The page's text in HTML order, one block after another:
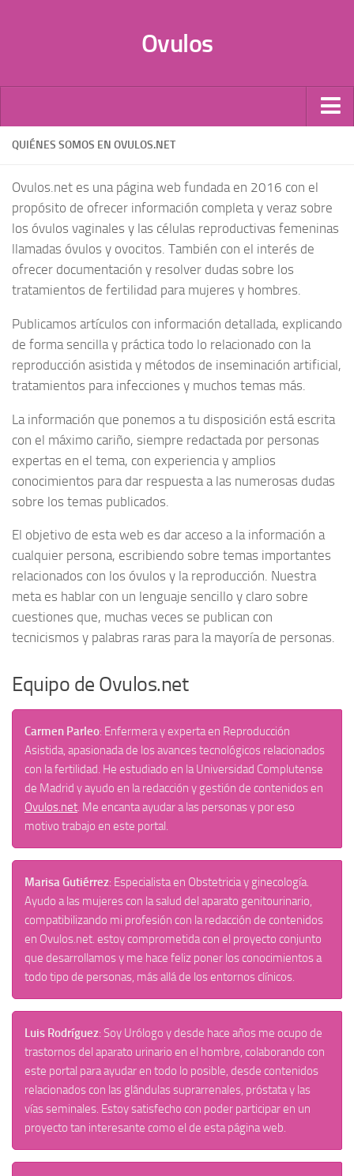
Ovulos
Por Tipo
Candidiasis
Anticonceptivos
Vaginales
Probióticos
Donación de óvulos
Reproducción Asistida
Infertilidad
Principios activos
QUIÉNES SOMOS EN OVULOS.NET
Ovulos.net es una página web fundada en 2016 con el
propósito de ofrecer información completa y veraz sobre
los óvulos vaginales y las células reproductivas femeninas
llamadas óvulos y ovocitos. También con el interés de
ofrecer documentación y resolver dudas sobre los
tratamientos de fertilidad para mujeres y hombres.
Publicamos artículos con información detallada, explicando
de forma sencilla y práctica todo lo relacionado con la
reproducción asistida y métodos de inseminación artificial,
tratamientos para infecciones y muchos temas más.
La información que ponemos a tu disposición está escrita
con el máximo cariño, siempre redactada por personas
expertas en el tema, con experiencia y amplios
conocimientos para dar respuesta a las numerosas dudas
sobre los temas publicados.
El objetivo de esta web es dar acceso a la información a
cualquier persona, escribiendo sobre temas importantes
relacionados con los óvulos y la reproducción. Nuestra
meta es hablar con un lenguaje sencillo y claro sobre
cuestiones que, muchas veces se publican con
tecnicismos y palabras raras para la mayoría de personas.
Equipo de Ovulos.net
Carmen Parleo: Enfermera y experta en Reproducción
Asistida, apasionada de los avances tecnológicos relacionados
con la fertilidad. He estudiado en la Universidad Complutense
de Madrid y ayudo en la redacción y gestión de contenidos en
Ovulos.net. Me encanta ayudar a las personas y por eso
motivo trabajo en este portal.
Marisa Gutiérrez: Especialista en Obstetricia y ginecología.
Ayudo a las mujeres con la salud del aparato genitourinario,
compatibilizando mi profesión con la redacción de contenidos
en Ovulos.net. estoy comprometida con el proyecto conjunto
que desarrollamos y me hace feliz poner los conocimientos a
todo tipo de personas, más allá de los entornos clínicos.
Luis Rodríguez: Soy Urólogo y desde hace años me ocupo de
trastornos del aparato urinario en el hombre, colaborando con
este portal para ayudar en todo lo posible, desde contenidos
relacionados con las glándulas suprarrenales, próstata y las
vías seminales. Estoy satisfecho con poder participar en un
proyecto tan interesante como el de esta página web.